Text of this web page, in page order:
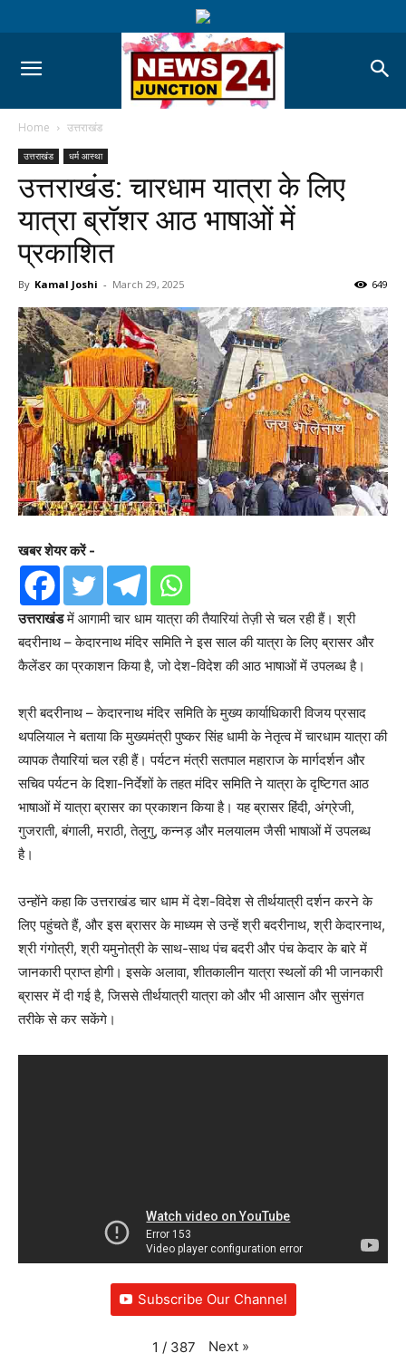
Home उत्तराखंड
उत्तराखंड धर्म आस्था
उत्तराखंड: चारधाम यात्रा के लिए
यात्रा ब्रॉशर आठ भाषाओं में
प्रकाशित
By Kamal Joshi - March 29, 2025 649
खबर शेयर करें -
उत्तराखंडमें आगामी चार धाम यात्रा की तैयारियां तेज़ी से चल रही हैं। श्री
बदरीनाथ – केदारनाथ मंदिर समिति ने इस साल की यात्रा के लिए ब्रासर और
कैलेंडर का प्रकाशन किया है, जो देश-विदेश की आठ भाषाओं में उपलब्ध है।
श्री बदरीनाथ – केदारनाथ मंदिर समिति के मुख्य कार्याधिकारी विजय प्रसाद
थपलियाल ने बताया कि मुख्यमंत्री पुष्कर सिंह धामी के नेतृत्व में चारधाम यात्रा की
व्यापक तैयारियां चल रही हैं। पर्यटन मंत्री सतपाल महाराज के मार्गदर्शन और
सचिव पर्यटन के दिशा-निर्देशों के तहत मंदिर समिति ने यात्रा के दृष्टिगत आठ
भाषाओं में यात्रा ब्रासर का प्रकाशन किया है। यह ब्रासर हिंदी, अंग्रेजी,
गुजराती, बंगाली, मराठी, तेलुगु, कन्नड़ और मलयालम जैसी भाषाओं में उपलब्ध
है।
उन्होंने कहा कि उत्तराखंड चार धाम में देश-विदेश से तीर्थयात्री दर्शन करने के
लिए पहुंचते हैं, और इस ब्रासर के माध्यम से उन्हें श्री बदरीनाथ, श्री केदारनाथ,
श्री गंगोत्री, श्री यमुनोत्री के साथ-साथ पंच बदरी और पंच केदार के बारे में
जानकारी प्राप्त होगी। इसके अलावा, शीतकालीन यात्रा स्थलों की भी जानकारी
ब्रासर में दी गई है, जिससे तीर्थयात्री यात्रा को और भी आसान और सुसंगत
तरीके से कर सकेंगे।
Subscribe Our Channel
1 / 387 Next »